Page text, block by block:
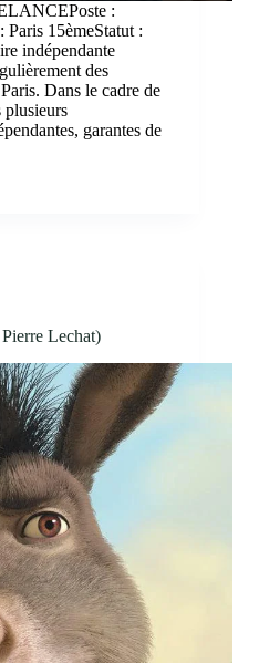
:
15èmeStatut :
indépendante
des
Dans le cadre de
plusieurs
garantes de
Lechat)